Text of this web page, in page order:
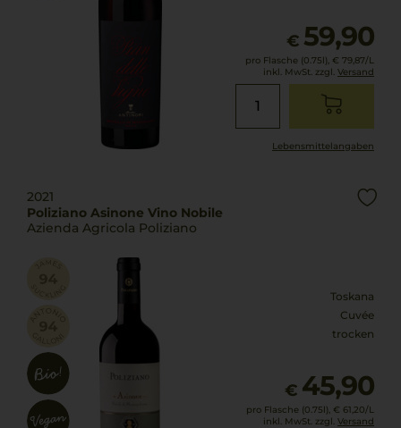
€ 59,90
pro Flasche (0.75l), € 79,87/L
inkl. MwSt. zzgl. Versand
Lebensmittel­angaben
2021
Poliziano Asinone Vino Nobile
Azienda Agricola Poliziano
Toskana
Cuvée
trocken
€ 45,90
pro Flasche (0.75l), € 61,20/L
inkl. MwSt. zzgl. Versand